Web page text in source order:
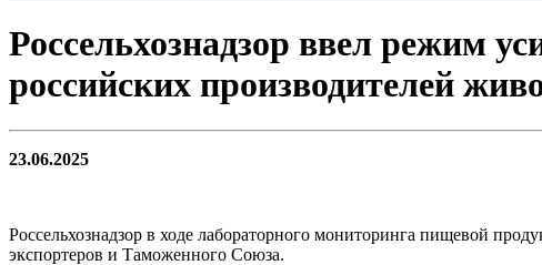
Россельхознадзор ввел режим
российских производителей
23.06.2025
Россельхознадзор в ходе лабораторного мониторинга пищевой
экспортеров и Таможенного Союза.